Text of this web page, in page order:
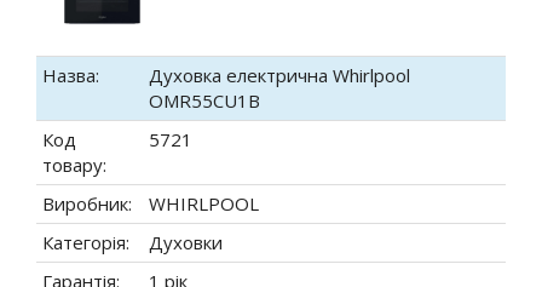
Назва:
Духовка електрична Whirlpool
OMR55CU1B
Код
товару:
5721
Виробник:
WHIRLPOOL
Категорія:
Духовки
Гарантія:
1 рік